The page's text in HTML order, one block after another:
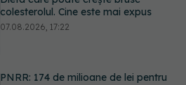
PNRR: 174 de milioane de lei pentru
sănătate într-o singură săptămână.